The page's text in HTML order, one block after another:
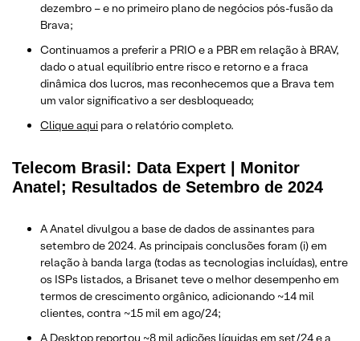
dezembro – e no primeiro plano de negócios pós-fusão da
Brava;
Continuamos a preferir a PRIO e a PBR em relação à BRAV,
dado o atual equilíbrio entre risco e retorno e a fraca
dinâmica dos lucros, mas reconhecemos que a Brava tem
um valor significativo a ser desbloqueado;
Clique aqui para o relatório completo.
Telecom Brasil: Data Expert | Monitor
Anatel; Resultados de Setembro de 2024
A Anatel divulgou a base de dados de assinantes para
setembro de 2024. As principais conclusões foram (i) em
relação à banda larga (todas as tecnologias incluídas), entre
os ISPs listados, a Brisanet teve o melhor desempenho em
termos de crescimento orgânico, adicionando ~14 mil
clientes, contra ~15 mil em ago/24;